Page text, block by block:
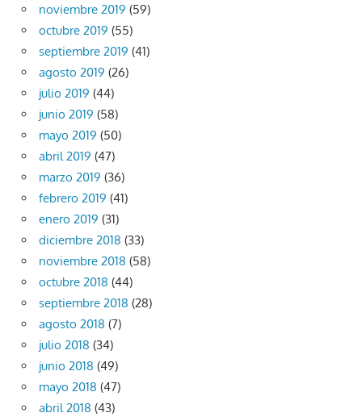
noviembre 2019 (59)
octubre 2019 (55)
septiembre 2019 (41)
agosto 2019 (26)
julio 2019 (44)
junio 2019 (58)
mayo 2019 (50)
abril 2019 (47)
marzo 2019 (36)
febrero 2019 (41)
enero 2019 (31)
diciembre 2018 (33)
noviembre 2018 (58)
octubre 2018 (44)
septiembre 2018 (28)
agosto 2018 (7)
julio 2018 (34)
junio 2018 (49)
mayo 2018 (47)
abril 2018 (43)